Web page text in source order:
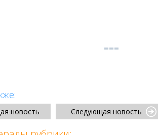
новость Следующая новость